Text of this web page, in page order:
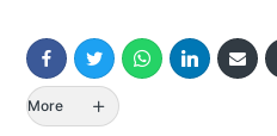
More